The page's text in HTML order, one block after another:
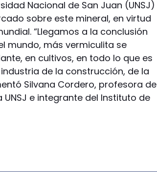
Nacional de San Juan (UNSJ)
sobre este mineral, en virtud
“Llegamos a la conclusión
mundo, más vermiculita se
en cultivos, en todo lo que es
de la construcción, de la
Silvana Cordero, profesora de
e integrante del Instituto de